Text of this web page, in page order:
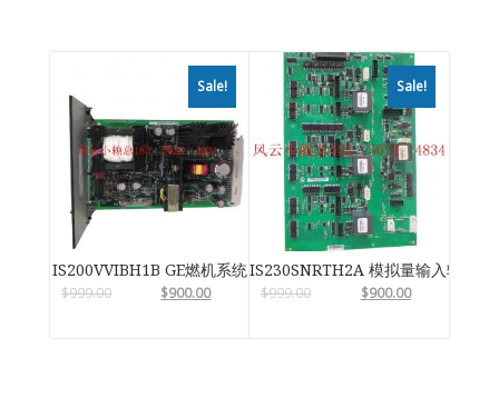
Sale!
IS200VVIBH1B GE燃机系统
$999.00 $900.00
Sale!
IS230SNRTH2A 模拟量输入输出模
$999.00 $900.00